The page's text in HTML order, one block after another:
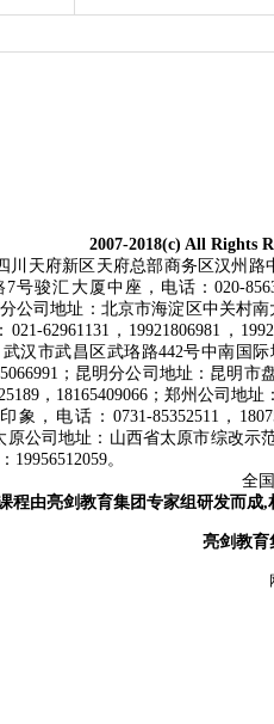
2007-2018(c) All Rights
天府新区天府总部商务区汉州路
骏汇大厦中座，电话：020-
分公司地址：北京市海淀区中关村
62961131，19921806981，
武汉市武昌区武珞路442号中南国
；昆明分公司地址：昆明
，18165409066；郑州公司地
，电话：0731-85352511，
原公司地址：山西省太原市综改
19956512059。
全
程由亮剑教育集团专家组研发而成
亮剑教育